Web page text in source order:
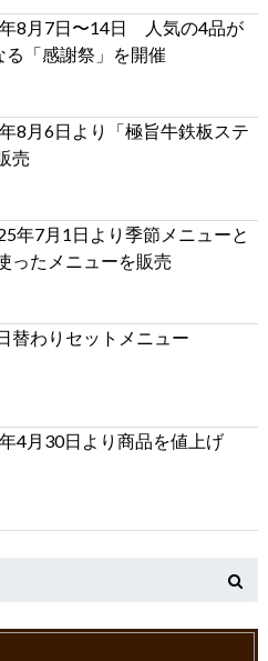
8月7日〜14日 人気の4品が
る「感謝祭」を開催
8月6日より「極旨牛鉄板ステ
売
年7月1日より季節メニューと
ったメニューを販売
替わりセットメニュー
4月30日より商品を値上げ